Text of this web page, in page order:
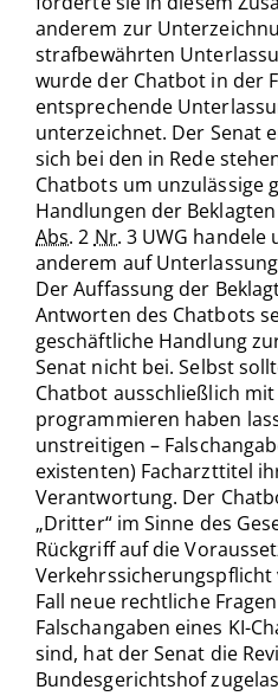
anderem zur
strafbewährten
wurde der Chatbot in der
entsprechende
unterzeichnet. Der Senat
sich bei den in Rede
Chatbots um unzulässige
Handlungen der
Abs. 2Nr. 3 UWG handele
anderem auf
Der Auffassung der
Antworten des Chatbots
geschäftliche Handlung
Senat nicht bei. Selbst
Chatbot ausschließlich
programmieren haben
unstreitigen –
existenten) Facharzttitel
Verantwortung. Der
„Dritter“ im Sinne des
Rückgriff auf die
Fall neue rechtliche
Falschangaben eines KI-
sind, hat der Senat die
Bundesgerichtshof